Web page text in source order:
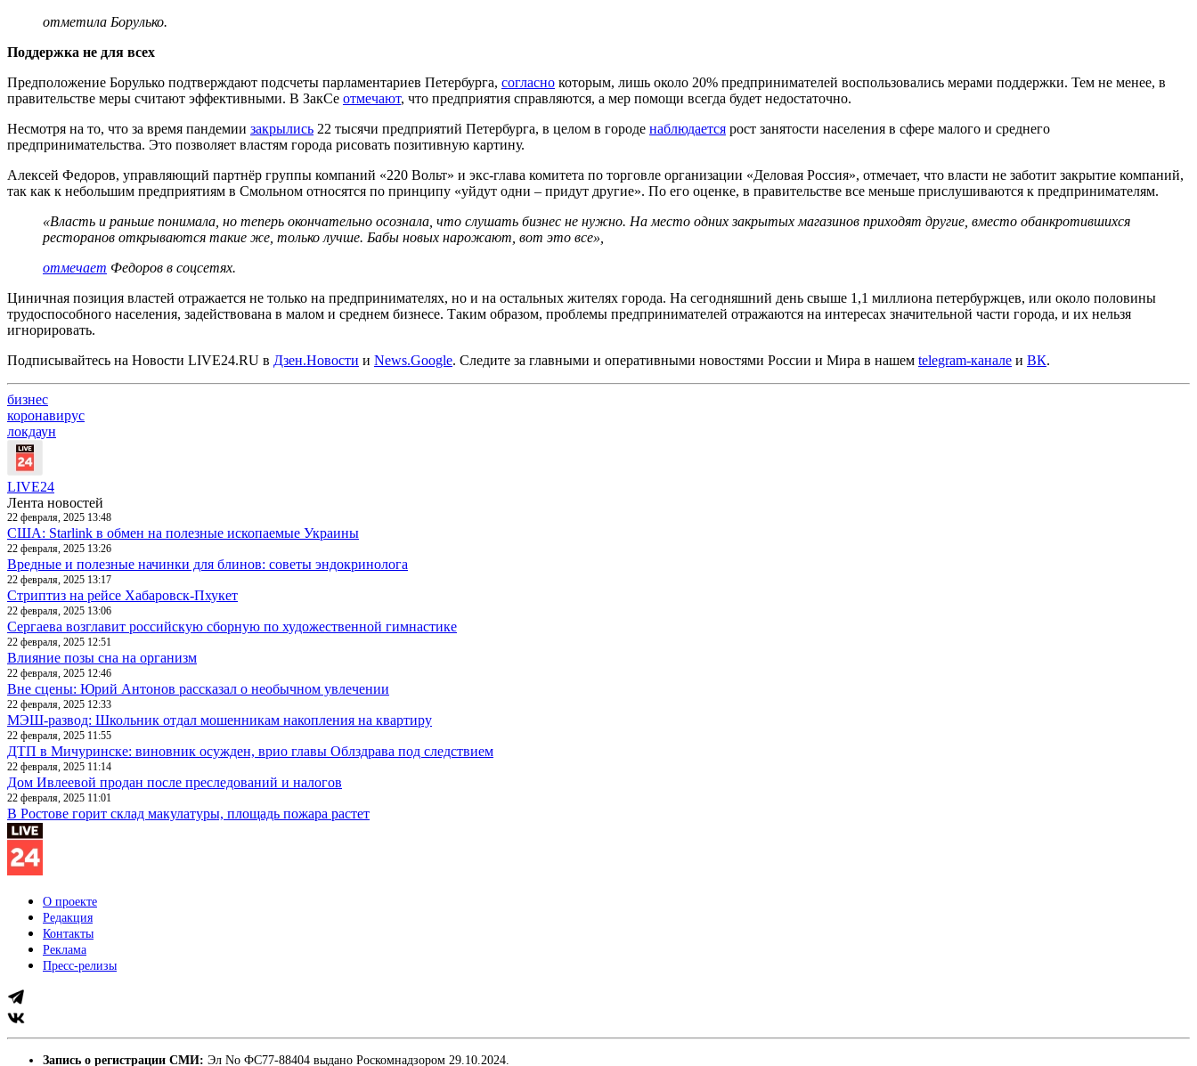
отметила Борулько.
Поддержка не для всех
Предположение Борулько подтверждают подсчеты парламентариев Петербурга, согласно которым, лишь около 20% предпринимателей воспользовались мерами поддержки. Тем не менее, в
правительстве меры считают эффективными. В ЗакСе отмечают, что предприятия справляются, а мер помощи всегда будет недостаточно.
Несмотря на то, что за время пандемии закрылись 22 тысячи предприятий Петербурга, в целом в городе наблюдается рост занятости населения в сфере малого и среднего
предпринимательства. Это позволяет властям города рисовать позитивную картину.
Алексей Федоров, управляющий партнёр группы компаний «220 Вольт» и экс-глава комитета по торговле организации «Деловая Россия», отмечает, что власти не заботит закрытие компаний,
так как к небольшим предприятиям в Смольном относятся по принципу «уйдут одни – придут другие». По его оценке, в правительстве все меньше прислушиваются к предпринимателям.
«Власть и раньше понимала, но теперь окончательно осознала, что слушать бизнес не нужно. На место одних закрытых магазинов приходят другие, вместо обанкротившихся
ресторанов открываются такие же, только лучше. Бабы новых нарожают, вот это все»,
отмечает Федоров в соцсетях.
Циничная позиция властей отражается не только на предпринимателях, но и на остальных жителях города. На сегодняшний день свыше 1,1 миллиона петербуржцев, или около половины
трудоспособного населения, задействована в малом и среднем бизнесе. Таким образом, проблемы предпринимателей отражаются на интересах значительной части города, и их нельзя
игнорировать.
Подписывайтесь на Новости LIVE24.RU в Дзен.Новости и News.Google. Следите за главными и оперативными новостями России и Мира в нашем telegram-канале и ВК.
бизнес
коронавирус
локдаун
LIVE24
Лента новостей
22 февраля, 2025 13:48
США: Starlink в обмен на полезные ископаемые Украины
22 февраля, 2025 13:26
Вредные и полезные начинки для блинов: советы эндокринолога
22 февраля, 2025 13:17
Стриптиз на рейсе Хабаровск-Пхукет
22 февраля, 2025 13:06
Сергаева возглавит российскую сборную по художественной гимнастике
22 февраля, 2025 12:51
Влияние позы сна на организм
22 февраля, 2025 12:46
Вне сцены: Юрий Антонов рассказал о необычном увлечении
22 февраля, 2025 12:33
МЭШ-развод: Школьник отдал мошенникам накопления на квартиру
22 февраля, 2025 11:55
ДТП в Мичуринске: виновник осужден, врио главы Облздрава под следствием
22 февраля, 2025 11:14
Дом Ивлеевой продан после преследований и налогов
22 февраля, 2025 11:01
В Ростове горит склад макулатуры, площадь пожара растет
О проекте
Редакция
Контакты
Реклама
Пресс-релизы
Запись о регистрации СМИ: Эл No ФС77-88404 выдано Роскомнадзором 29.10.2024.